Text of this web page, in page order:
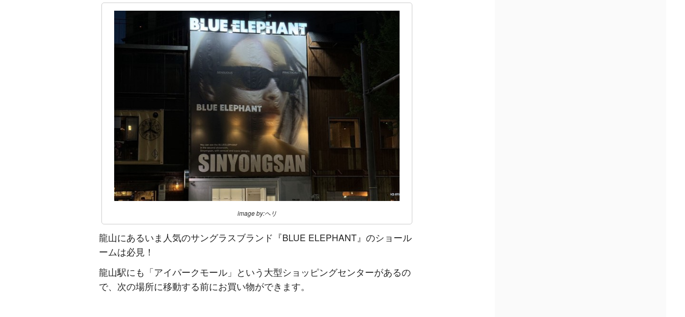
image by:ヘリ
龍山にあるいま人気のサングラスブランド『BLUE ELEPHANT』のショール
ームは必見！
龍山駅にも「アイパークモール」という大型ショッピングセンターがあるの
で、次の場所に移動する前にお買い物ができます。